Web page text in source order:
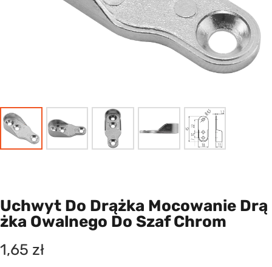
Uchwyt Do Drążka Mocowanie Drą
Żka Owalnego Do Szaf Chrom
1,65 zł